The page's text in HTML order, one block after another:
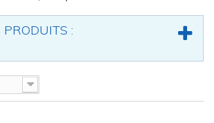
PRODUITS :